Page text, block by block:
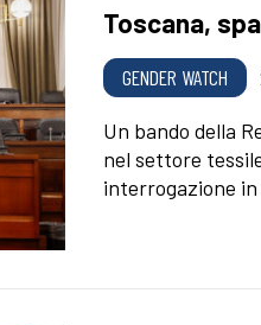
Toscana,
GENDER WATCH
Un bando della
nel settore
interrogazione in